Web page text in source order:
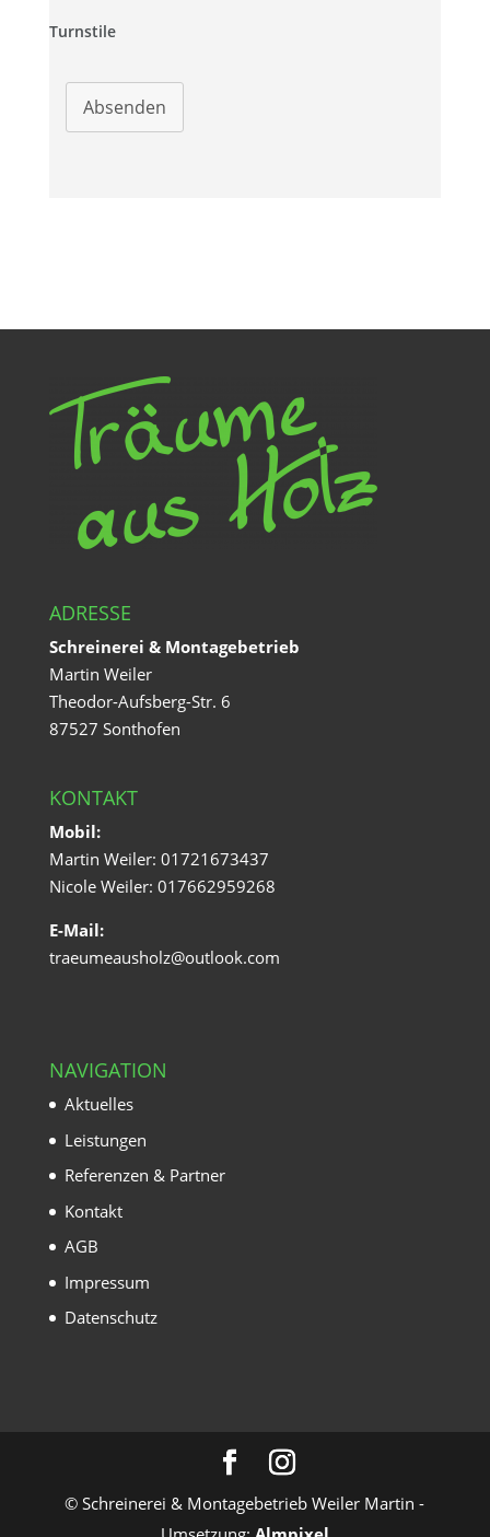
Turnstile
Absenden
ADRESSE
Schreinerei & Montagebetrieb
Martin Weiler
Theodor-Aufsberg-Str. 6
87527 Sonthofen
KONTAKT
Mobil:
Martin Weiler: 01721673437
Nicole Weiler: 017662959268
E-Mail:
traeumeausholz@outlook.com
NAVIGATION
Aktuelles
Leistungen
Referenzen & Partner
Kontakt
AGB
Impressum
Datenschutz
© Schreinerei & Montagebetrieb Weiler Martin -